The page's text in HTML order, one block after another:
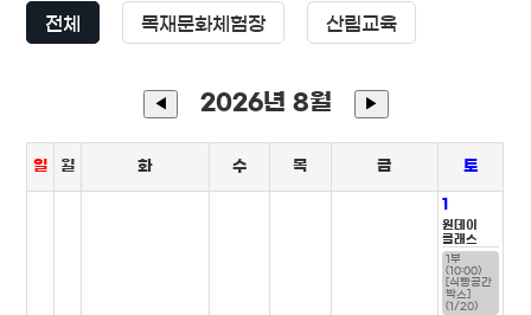
전체 목재문화체험장 산림교육
◀ 2026년 8월 ▶
일 월 화 수 목 금 토
1
원데이
클래스
1부
(10:00)
[식빵공간
박스]
(1/20)